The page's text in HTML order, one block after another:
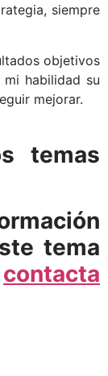
siempre
objetivos
habilidad su
mejorar.
temas
tema
contacta